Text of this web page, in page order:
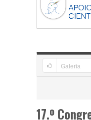
17.º